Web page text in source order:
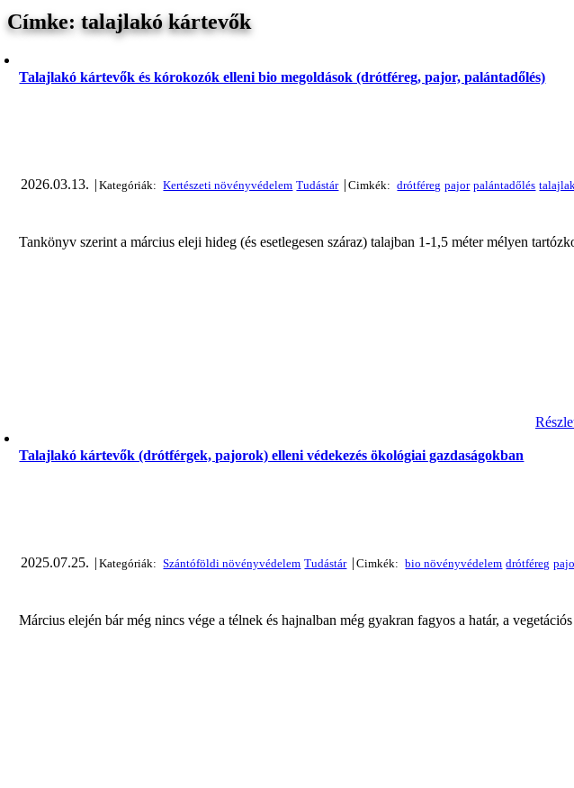
talajlakó kártevők
Talajlakó kártevők és kórokozók elleni bio megoldások (drótféreg, pajor, palántadőlés)
2026.03.13. | |
Tankönyv szerint a március eleji hideg (és esetlegesen száraz) talajban 1-1,5 méter mélyen
Talajlakó kártevők (drótférgek, pajorok) elleni védekezés ökológiai gazdaságokban
2025.07.25. | |
Március elején bár még nincs vége a télnek és hajnalban még gyakran fagyos a határ, a